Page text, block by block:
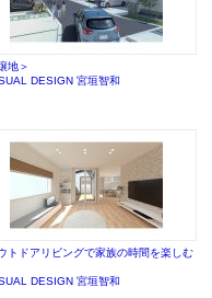
地＞
DESIGN 宮垣智和
トドアリビングで家族の時間を楽しむ
DESIGN 宮垣智和